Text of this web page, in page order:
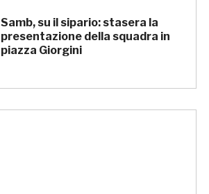
Samb, su il sipario: stasera la
presentazione della squadra in
piazza Giorgini